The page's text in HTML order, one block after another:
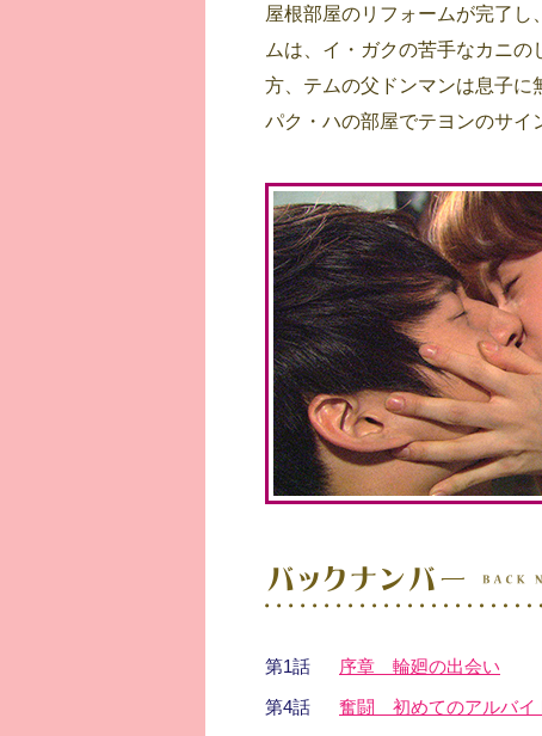
屋根部屋のリフォームが完了
ムは、イ・ガクの苦手なカニ
方、テムの父ドンマンは息子に
パク・ハの部屋でテヨンのサイ
第1話 序章 輪廻の出会い
第4話
奮闘 初めてのアルバイ